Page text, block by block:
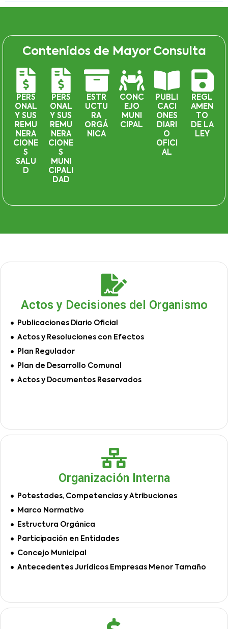
Contenidos de Mayor Consulta
PERS
ONAL
Y SUS
REMU
NERA
CIONE
S
SALU
D
PERS
ONAL
Y SUS
REMU
NERA
CIONE
S
MUNI
CIPALI
DAD
ESTR
UCTU
RA
ORGÁ
NICA
CONC
EJO
MUNI
CIPAL
PUBLI
CACI
ONES
DIARI
O
OFICI
AL
REGL
AMEN
TO
DE LA
LEY
Actos y Decisiones del Organismo
Publicaciones Diario Oficial
Actos y Resoluciones con Efectos
Plan Regulador
Plan de Desarrollo Comunal
Actos y Documentos Reservados
Organización Interna
Potestades, Competencias y Atribuciones
Marco Normativo
Estructura Orgánica
Participación en Entidades
Concejo Municipal
Antecedentes Jurídicos Empresas Menor Tamaño